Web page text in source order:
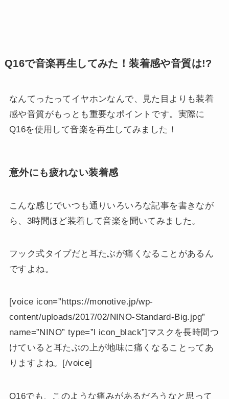
Q16で音楽再生してみた！装着感や音質は!?
なんてったってイヤホンなんで、見た目よりも装着
感や音質がもっとも重要なポイントです。実際に
Q16を使用して音楽を再生してみました！
意外にも疲れない装着感
こんな感じでいつも通りいろいろな記事を書きなが
ら、3時間ほど装着して音楽を聞いてみました。
フック式タイプだと耳たぶが痛くなることがあるん
ですよね。
[voice icon=”https://monotive.jp/wp-
content/uploads/2017/02/NINO-Standard-Big.jpg”
name=”NINO” type=”l icon_black”]マスクを長時間つ
けていると耳たぶの上が地味に痛くなることってあ
りますよね。[/voice]
Q16でも、このような痛みがあるだろうなと思って